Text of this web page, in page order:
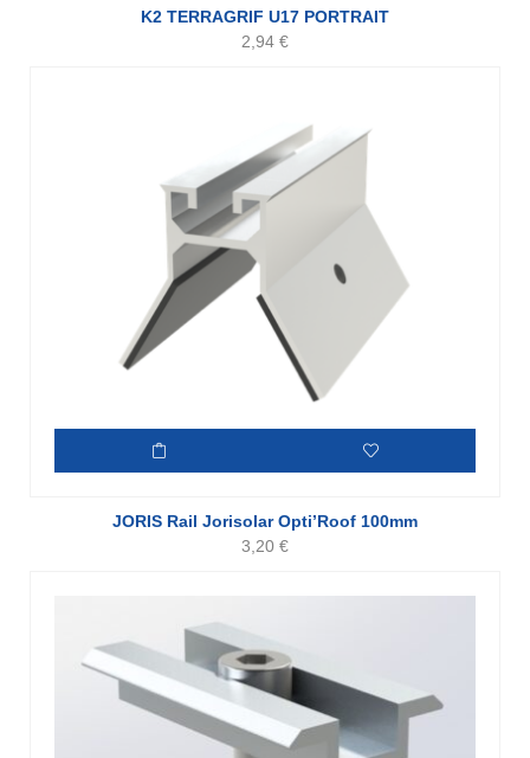
K2 TERRAGRIF U17 PORTRAIT
2,94 €
JORIS Rail Jorisolar Opti’Roof 100mm
3,20 €